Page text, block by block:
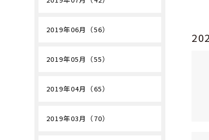
2019年06月（56）
2019年05月（55）
2019年04月（65）
2019年03月（70）